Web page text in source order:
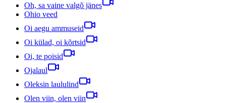
Oh, sa vaine valgõ jänes
Ohio veed
Oi aegu ammuseid
Oi külad, oi kõrtsid
Oi, te poisid
Ojalaul
Oleksin laululind
Olen viin, olen viin